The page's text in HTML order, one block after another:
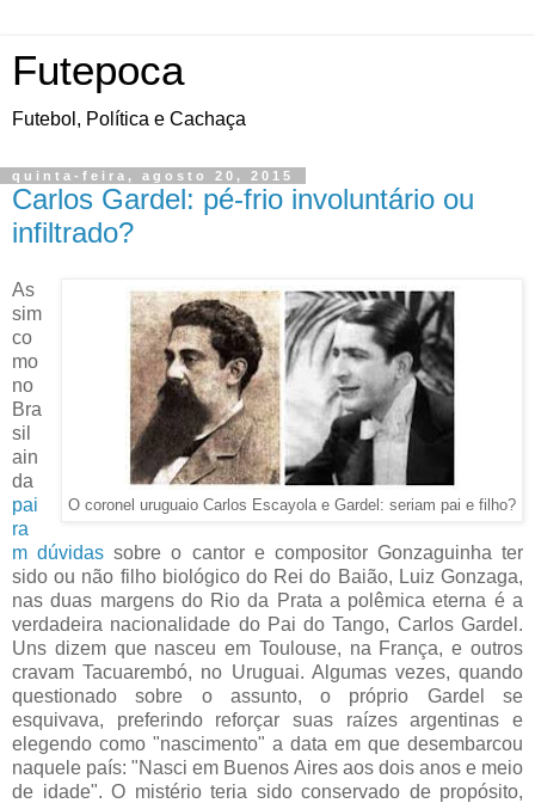
Futepoca
Futebol, Política e Cachaça
quinta-feira, agosto 20, 2015
Carlos Gardel: pé-frio involuntário ou
infiltrado?
O coronel uruguaio Carlos Escayola e Gardel: seriam pai e filho?
As
sim
co
mo
no
Bra
sil
ain
da
pai
ra
m dúvidas sobre o cantor e compositor Gonzaguinha ter
sido ou não filho biológico do Rei do Baião, Luiz Gonzaga,
nas duas margens do Rio da Prata a polêmica eterna é a
verdadeira nacionalidade do Pai do Tango, Carlos Gardel.
Uns dizem que nasceu em Toulouse, na França, e outros
cravam Tacuarembó, no Uruguai. Algumas vezes, quando
questionado sobre o assunto, o próprio Gardel se
esquivava, preferindo reforçar suas raízes argentinas e
elegendo como "nascimento" a data em que desembarcou
naquele país: "Nasci em Buenos Aires aos dois anos e meio
de idade". O mistério teria sido conservado de propósito,